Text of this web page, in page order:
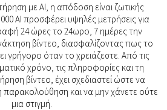
με AI, η απόδοση είναι ζωτικής
AI προσφέρει υψηλές μετρήσεις για
24 ώρες το 24ωρο, 7 ημέρες την
βίντεο, διασφαλίζοντας πως το
γρήγορο όταν το χρειάζεστε. Από τις
χρόνο, τις πληροφορίες και τη
βίντεο, έχει σχεδιαστεί ώστε να
παρακολούθηση και να μην χάνετε ούτε
μια στιγμή.